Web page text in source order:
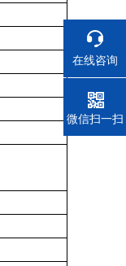
在线咨询
电话
微信扫一扫